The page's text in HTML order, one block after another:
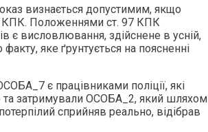
визнається допустимим, якщо
КПК. Положеннями ст. 97 КПК
є висловлювання, здійснене в усній,
яке ґрунтується на поясненні
є працівниками поліції, які
та затримували ОСОБА_2, який шляхом
сприйняв реально, відібрав